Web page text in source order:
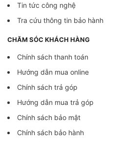
Tin tức công nghệ
Tra cứu thông tin bảo hành
CHĂM SÓC KHÁCH HÀNG
Chính sách thanh toán
Hướng dẫn mua online
Chính sách trả góp
Hướng dẫn mua trả góp
Chính sách bảo mật
Chính sách bảo hành